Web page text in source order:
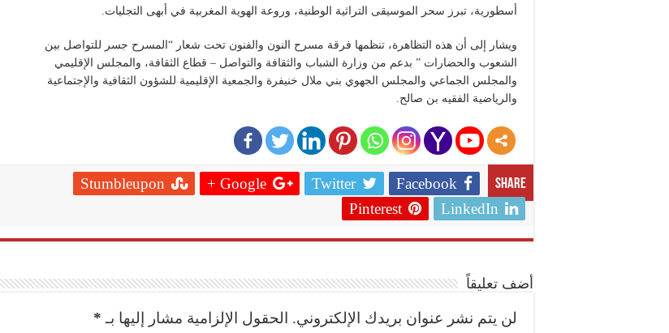
أسطورية، تبرز سحر الموسيقى التراثية الوطنية، وروعة الهوية المغربية في أبهى التجليات.
ويشار إلى أن هذه التظاهرة، تنظمها فرقة مسرح النون والفنون تحت شعار “المسرح جسر للتواصل بين
الشعوب والحضارات ” بدعم من وزارة الشباب والثقافة والتواصل – قطاع الثقافة، والمجلس الإقليمي
والمجلس الجماعي والمجلس الجهوي بني ملال خنيفرة والجمعية الإقليمية للشؤون الثقافية والإجتماعية
والرياضية الفقيه بن صالح.
Share
Facebook
Twitter
Google +
Stumbleupon
LinkedIn
Pinterest
أضف تعليقاً
لن يتم نشر عنوان بريدك الإلكتروني. الحقول الإلزامية مشار إليها بـ *